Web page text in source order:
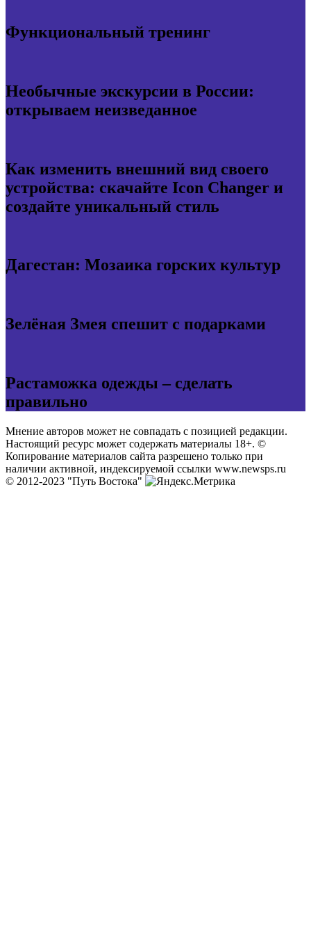
Функциональный тренинг
Необычные экскурсии в России:
открываем неизведанное
Как изменить внешний вид своего
устройства: скачайте Icon Changer и
создайте уникальный стиль
Дагестан: Мозаика горских культур
Зелёная Змея спешит с подарками
Растаможка одежды – сделать
правильно
Мнение авторов может не совпадать с позицией редакции.
Настоящий ресурс может содержать материалы 18+. ©
Копирование материалов сайта разрешено только при
наличии активной, индексируемой ссылки www.newsps.ru
© 2012-2023 "Путь Востока"